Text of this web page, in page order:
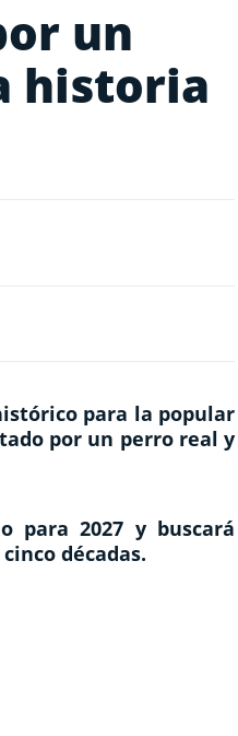
un
historia
para la popular
por un perro real y
para 2027 y buscará
décadas.